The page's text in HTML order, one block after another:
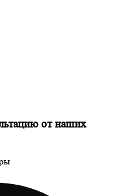
от наших